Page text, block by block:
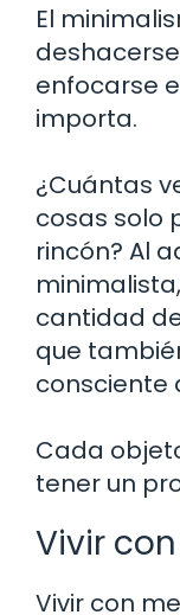
El
enfocarse
importa.
¿Cuántas
cosas solo
rincón? Al
cantidad
que
consciente
Cada
tener un
Vivir
Vivir con